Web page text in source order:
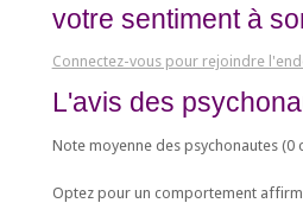
votre sentiment à
Connectez-vous pour rejoindre
L'avis des
Note moyenne des psychonautes (0
Optez pour un comportement